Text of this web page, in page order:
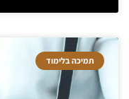
תמיכה בלימוד